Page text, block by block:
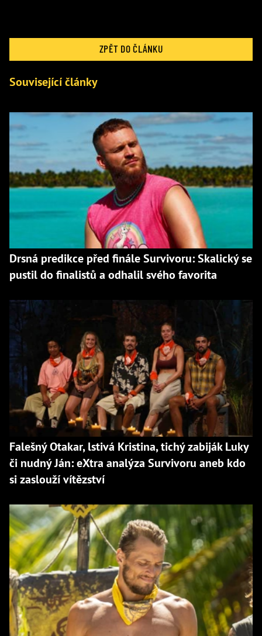
ZPĚT DO ČLÁNKU
Související články
Drsná predikce před finále Survivoru: Skalický se
pustil do finalistů a odhalil svého favorita
Falešný Otakar, lstivá Kristina, tichý zabiják Luky
či nudný Ján: eXtra analýza Survivoru aneb kdo
si zaslouží vítězství